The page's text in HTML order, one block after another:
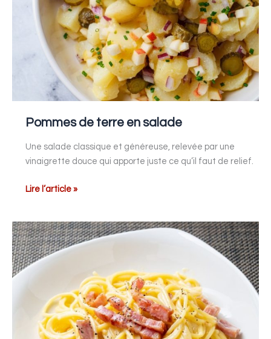
Pommes de terre en salade
Une salade classique et généreuse, relevée par une
vinaigrette douce qui apporte juste ce qu’il faut de relief.
Lire l’article »
Spaghettis
carbonara